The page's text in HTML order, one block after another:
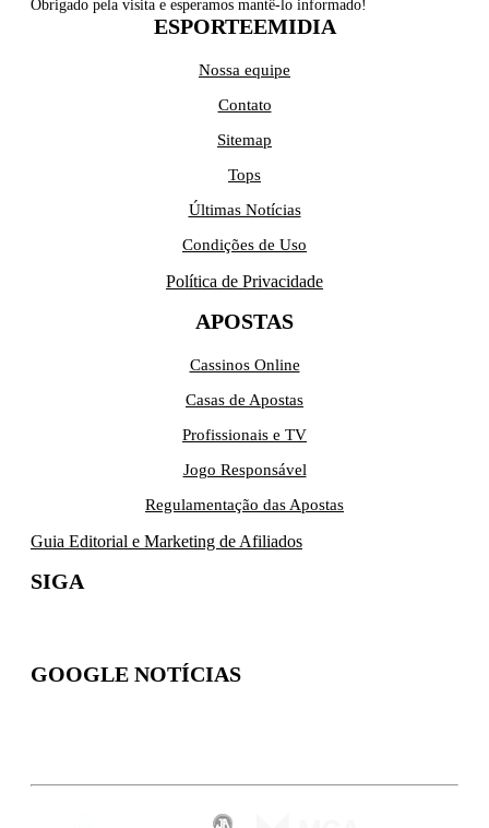
Obrigado pela visita e esperamos mantê-lo informado!
ESPORTEEMIDIA
Nossa equipe
Contato
Sitemap
Tops
Últimas Notícias
Condições de Uso
Política de Privacidade
APOSTAS
Cassinos Online
Casas de Apostas
Profissionais e TV
Jogo Responsável
Regulamentação das Apostas
Guia Editorial e Marketing de Afiliados
SIGA
GOOGLE NOTÍCIAS